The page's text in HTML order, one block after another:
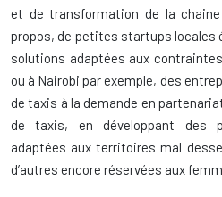
et de transformation de la
propos, de petites startups locales
solutions adaptées aux
ou à Nairobi par exemple, des
de taxis à la demande en
de taxis, en développant des
adaptées aux territoires mal
d’autres encore réservées aux